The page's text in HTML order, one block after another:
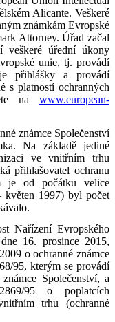
Alicante. Veškeré
známkám Evropské
Attorney. Úřad začal
veškeré úřední úkony
unie, tj. provádí
přihlášky a provádí
s platností ochranných
na www.european-
známce Společenství
Na základě jediné
ve vnitřním trhu
přihlašovatel ochranu
je od počátku velice
květen 1997) byl počet
Nařízení Evropského
16. prosince 2015,
o ochranné známce
95, kterým se provádí
Společenství, a
95 o poplatcích
trhu (ochranné